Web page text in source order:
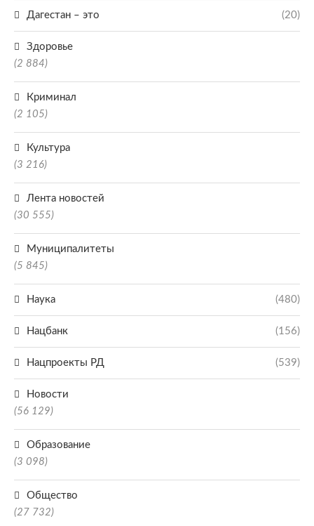
Дагестан – это (20)
Здоровье
(2 884)
Криминал
(2 105)
Культура
(3 216)
Лента новостей
(30 555)
Муниципалитеты
(5 845)
Наука (480)
Нацбанк (156)
Нацпроекты РД (539)
Новости
(56 129)
Образование
(3 098)
Общество
(27 732)